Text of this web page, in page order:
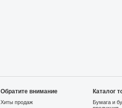
Обратите внимание
Хиты продаж
Каталог
Бумага и